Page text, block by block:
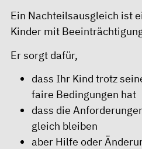
Ein Nachteilsausgleich ist
Kinder mit
Er sorgt dafür,
dass Ihr Kind trotz
faire Bedingungen hat
dass die
gleich bleiben
aber Hilfe oder